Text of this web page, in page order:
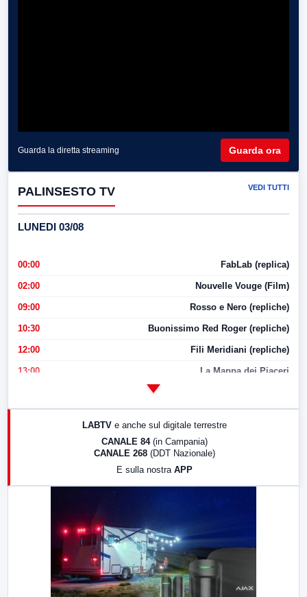
Guarda la diretta streaming Guarda ora
PALINSESTO TV VEDI TUTTI
LUNEDI 03/08
00:00 FabLab (replica)
02:00 Nouvelle Vouge (Film)
09:00 Rosso e Nero (repliche)
10:30 Buonissimo Red Roger (repliche)
12:00 Fili Meridiani (repliche)
13:00 La Mappa dei Piaceri
LABTV e anche sul digitale terrestre
CANALE 84 (in Campania)
CANALE 268 (DDT Nazionale)
E sulla nostra APP